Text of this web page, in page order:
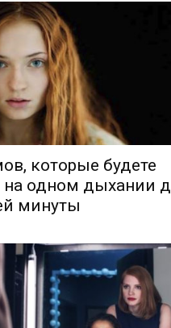
которые будете
на одном дыхании
минуты